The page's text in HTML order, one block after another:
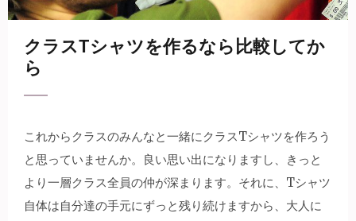
クラスTシャツを作るなら比較してか
ら
これからクラスのみんなと一緒にクラスTシャツを作ろう
と思っていませんか。
良い思い出になりますし、きっと
より一層クラス全員の仲が深まります。それに、Tシャツ
自体は自分達の手元にずっと残り続けますから、大人に